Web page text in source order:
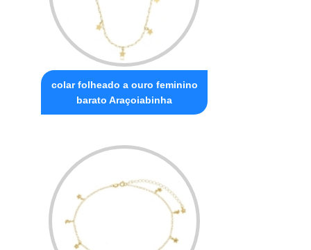
colar folheado a ouro feminino
barato Araçoiabinha